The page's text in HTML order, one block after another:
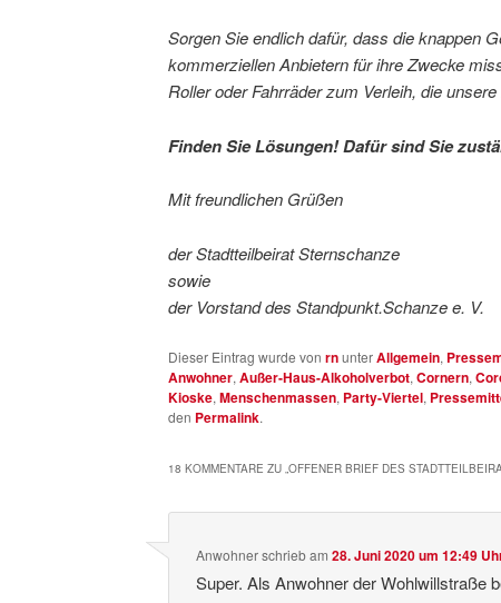
Sorgen Sie endlich dafür, dass die knappen
kommerziellen Anbietern für ihre Zwecke
Roller oder Fahrräder zum Verleih, die
Finden Sie Lösungen! Dafür sind Sie
Mit freundlichen Grüßen
der Stadtteilbeirat Sternschanze
sowie
der Vorstand des Standpunkt.Schanze e. V.
Dieser Eintrag wurde von rnunterAllgemein,
Anwohner, Außer-Haus-Alkoholverbot, Cornern,
Kioske, Menschenmassen, Party-Viertel,
den Permalink.
18 KOMMENTARE ZU „OFFENER BRIEF DES
Anwohnerschriebam28. Juni 2020 um 12:49
Super. Als Anwohner der Wohlwillstraße